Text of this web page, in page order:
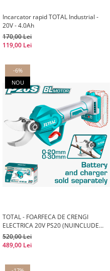
Incarcator rapid TOTAL Industrial -
20V - 4.0Ah
170,00 Lei
119,00 Lei
-6%
NOU
TOTAL - FOARFECA DE CRENGI
ELECTRICA 20V PS20 (NUINCLUDE
ACUMULATOR SI INCARCATOR)
520,00 Lei
489,00 Lei